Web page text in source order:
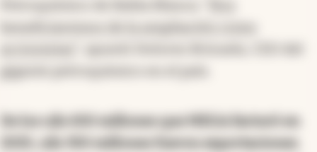
De los u$s 650 millones que MEGA facturó en
2025, u$s 350 millones fueron exportaciones